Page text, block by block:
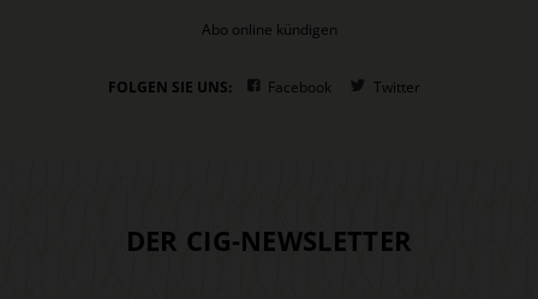
Abo online kündigen
FOLGEN SIE UNS: Facebook Twitter
DER CIG-NEWSLETTER